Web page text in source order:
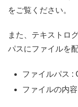
をご覧ください。
また、テキストロ
パスにファイルを
ファイルパス :
ファイルの内